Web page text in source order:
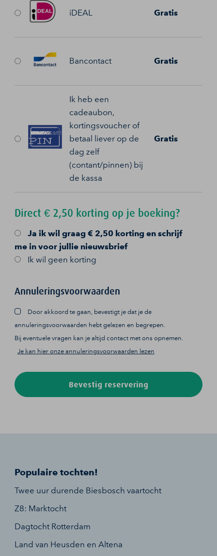
iDEAL Gratis
Bancontact Gratis
Ik heb een
cadeaubon,
kortingsvoucher of
betaal liever op de
dag zelf
(contant/pinnen) bij
de kassa
Gratis
Direct € 2,50 korting op je boeking?
Ja ik wil graag € 2,50 korting en schrijf
me in voor jullie nieuwsbrief
Ik wil geen korting
Annuleringsvoorwaarden
Door akkoord te gaan, bevestigt je dat je de
annuleringsvoorwaarden hebt gelezen en begrepen.
Bij eventuele vragen kan je altijd contact met ons opnemen.
Je kan hier onze annuleringsvoorwaarden lezen
Bevestig reservering
Populaire tochten!
Twee uur durende Biesbosch vaartocht
Z8: Marktocht
Dagtocht Rotterdam
Land van Heusden en Altena